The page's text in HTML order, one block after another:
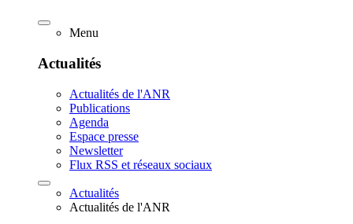
Menu
Actualités
Actualités de l'ANR
Publications
Agenda
Espace presse
Newsletter
Flux RSS et réseaux sociaux
Actualités
Actualités de l'ANR